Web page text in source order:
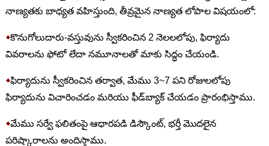
నాణ్యతకు బాధ్యత వహిస్తుంది, తీవ్రమైన నాణ్యత లోపాల విషయంలో:
◆కొనుగోలుదారు-వస్తువును స్వీకరించిన 2 నెలలలోపు, ఫిర్యాదు
వివరాలను ఫోటో లేదా నమూనాలతో మాకు సిద్ధం చేయండి.
◆ఫిర్యాదును స్వీకరించిన తర్వాత, మేము 3~7 పని రోజులలోపు
ఫిర్యాదును విచారించడం మరియు ఫీడ్‌బ్యాక్ చేయడం ప్రారంభిస్తాము.
◆మేము సర్వే ఫలితంపై ఆధారపడి డిస్కౌంట్, భర్తీ మొదలైన
పరిష్కారాలను అందిస్తాము.